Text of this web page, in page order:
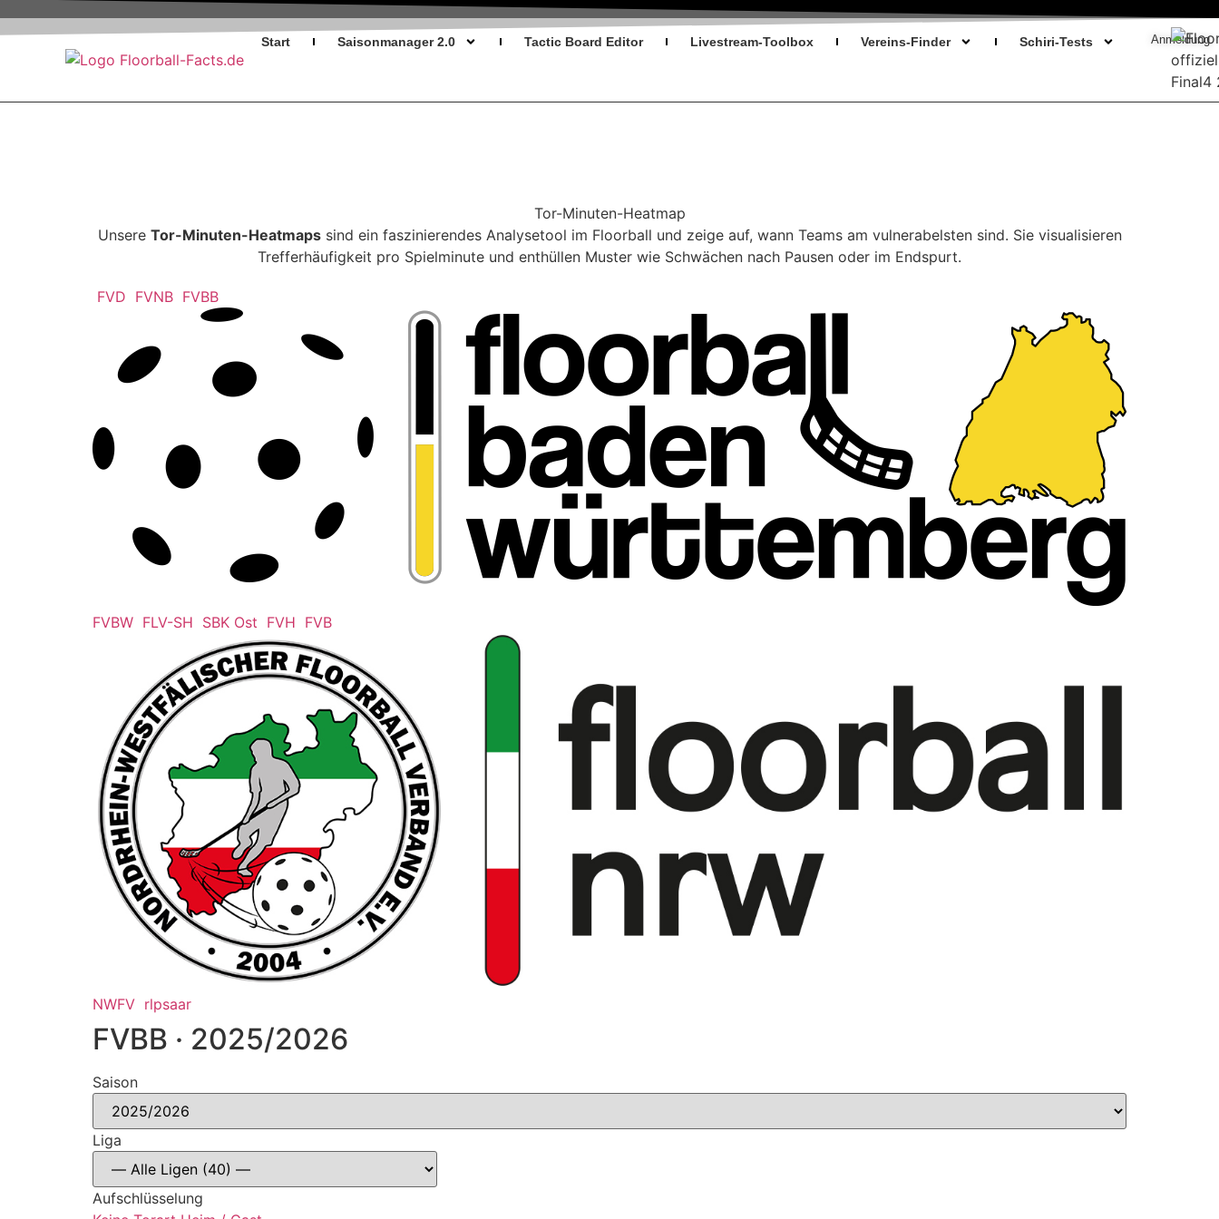
Start Saisonmanager 2.0 Tactic Board Editor Livestream-Toolbox Vereins-Finder Schiri-Tests Anmeldung
Tor-Minuten-Heatmap
Unsere Tor-Minuten-Heatmapssind ein faszinierendes Analysetool im Floorball und zeige auf, wann Teams am vulnerabelsten sind. Sie visualisieren
Trefferhäufigkeit pro Spielminute und enthüllen Muster wie Schwächen nach Pausen oder im Endspurt.
FVD FVNB FVBB
FVBW FLV-SH SBK Ost FVH FVB
NWFV rlpsaar
FVBB · 2025/2026
Saison
Liga
Aufschlüsselung